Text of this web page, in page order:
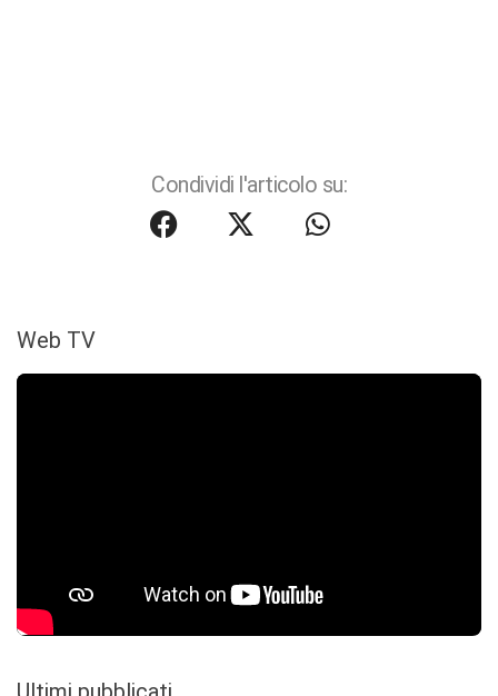
Condividi l'articolo su:
Web TV